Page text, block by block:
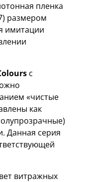
пленка
размером
имитации
с
«чистые
как
Данная серия
витражных